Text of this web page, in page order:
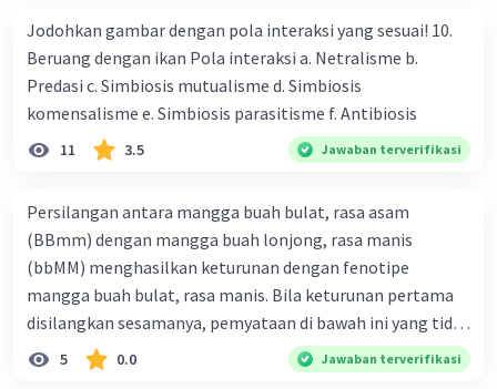
Jodohkan gambar dengan pola interaksi yang sesuai! 10.
Beruang dengan ikan Pola interaksi a. Netralisme b.
Predasi c. Simbiosis mutualisme d. Simbiosis
komensalisme e. Simbiosis parasitisme f. Antibiosis
11 3.5 Jawaban terverifikasi
Persilangan antara mangga buah bulat, rasa asam
(BBmm) dengan mangga buah lonjong, rasa manis
(bbMM) menghasilkan keturunan dengan fenotipe
mangga buah bulat, rasa manis. Bila keturunan pertama
disilangkan sesamanya, pemyataan di bawah ini yang tidak
benar mengenai keturunan yang dihasilkan dari
5 0.0 Jawaban terverifikasi